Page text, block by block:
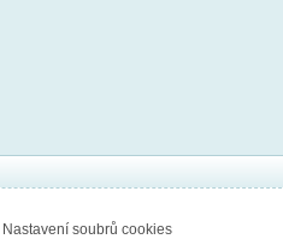
Nastavení soubrů cookies